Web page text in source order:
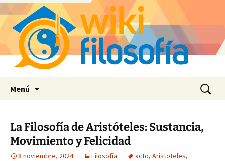
Menú Buscar:
La Filosofía de Aristóteles: Sustancia,
Movimiento y Felicidad
8 noviembre, 2024 Filosofía acto, Aristoteles,